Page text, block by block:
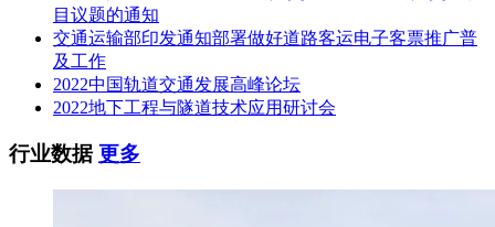
研究等);上盖建筑初步设计(方案至初步设计阶段);上盖开发项
目专项咨询设计(含可行性研究、项目建议书、节能评估、交
通影响评价、环境影响评价、社会稳定性风险评估、消防、日
照、抗震、超限审查等各专项工作)及各阶段报审(方案、初步
设计、施工图等);施工配合以及后续服务(包括施工及设备材料
服务)。
目议题的通知
交通运输部印发通知部署做好道路客运电子客票推广普
及工作
2022中国轨道交通发展高峰论坛
2022地下工程与隧道技术应用研讨会
行业数据更多